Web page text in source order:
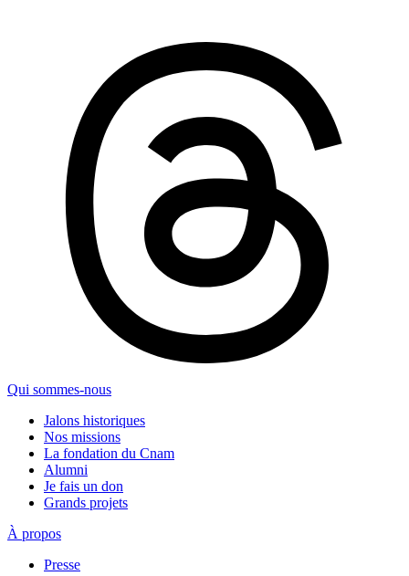
Qui sommes-nous
Jalons historiques
Nos missions
La fondation du Cnam
Alumni
Je fais un don
Grands projets
À propos
Presse